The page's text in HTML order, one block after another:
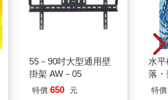
55－90吋大型通用壁
掛架 AW－05
特價 650 元
水
落
特價